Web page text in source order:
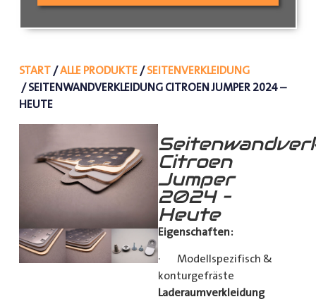
START/ALLE PRODUKTE/SEITENVERKLEIDUNG
/ SEITENWANDVERKLEIDUNG CITROEN JUMPER 2024 –
HEUTE
Citroen
Jumper
2024 –
Heute
Eigenschaften:
· Modellspezifisch &
konturgefräste
Laderaumverkleidung